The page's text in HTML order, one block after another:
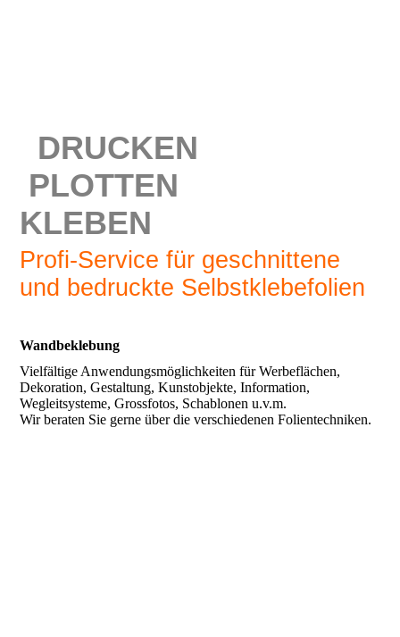
DRUCKEN
PLOTTEN
KLEBEN
Profi-Service für geschnittene
und bedruckte Selbstklebefolien
Wandbeklebung
Vielfältige Anwendungsmöglichkeiten für Werbeflächen,
Dekoration, Gestaltung, Kunstobjekte, Information,
Wegleitsysteme, Grossfotos, Schablonen u.v.m.
Wir beraten Sie gerne über die verschiedenen Folientechniken.